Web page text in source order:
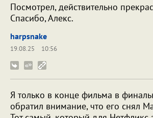
Посмотрел, действительно
Спасибо, Алекс.
harpsnake
19.08.25
10:56
Я только в конце фильма в
обратил внимание, что его снял